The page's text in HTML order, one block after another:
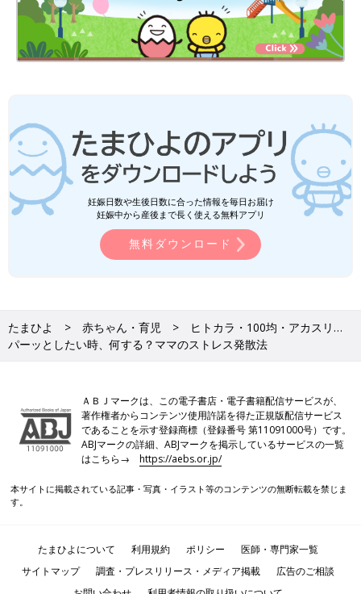
妊娠日数や生後日数に合った情報を毎日お届け
妊娠中から産後まで長く使える無料アプリ
無料ダウンロード
たまひよ 赤ちゃん・育児
ヒトカラ・100均・アカスリ…
パーッとしたい時、何する？ママのストレス発散法
ＡＢＪマークは、この電子書店・電子書籍配信サービスが、
著作権者からコンテンツ使用許諾を得た正規版配信サービス
であることを示す登録商標（登録番号 第11091000号）です。
ABJマークの詳細、ABJマークを掲示しているサービスの一覧
はこちら→https://aebs.or.jp/
本サイトに掲載されている記事・写真・イラスト等のコンテンツの無断転載を禁じま
す。
たまひよについて 利用規約 ポリシー
医師・専門家一覧
サイトマップ
調査・プレスリリース・メディア掲載
広告のご相談